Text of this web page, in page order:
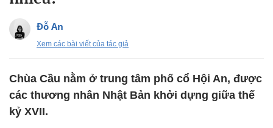
Đỗ An
Xem các bài viết của tác giả
Chùa Cầu nằm ở trung tâm phố cổ Hội An, được
các thương nhân Nhật Bản khởi dựng giữa thế
kỷ XVII.